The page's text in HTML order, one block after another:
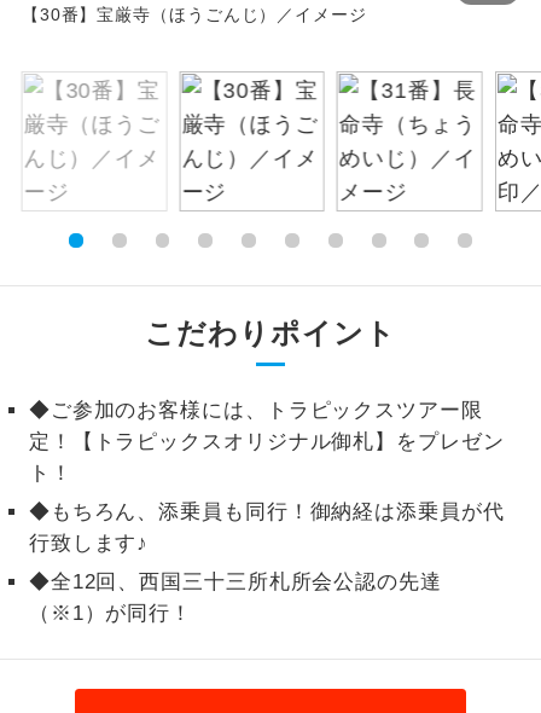
【30番】宝厳寺（ほうごんじ）／イメージ
こだわりポイント
◆ご参加のお客様には、トラピックスツアー限
定！【トラピックスオリジナル御札】をプレゼン
ト！
◆もちろん、添乗員も同行！御納経は添乗員が代
行致します♪
◆全12回、西国三十三所札所会公認の先達
（※1）が同行！
温泉 温泉地にも宿泊するコースです。
露天風呂
ご宿泊ホテルに露天風呂が付いていま
す。
全食事付き
全てのお食事が付いていますので、お食
お部屋食
お部屋にてゆっくりとお召し上がりいた
だけます。
トラベルイヤ
ホン
周りの音を気にせず、ガイドさんの説明
1名様催行
1名様から出発可能な個人型プランで
す。